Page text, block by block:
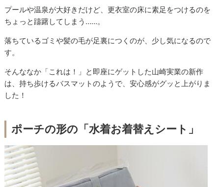
プールや温泉が大好きだけど、更衣室の床に素足をつけるのを
ちょっと躊躇してしまう……。
落ちているゴミや髪の毛が足裏につくのが、少し気になるので
す。
そんななか「これは！」と即座にゲットした山崎実業の新作
は、持ち歩けるバスマットのようで、安心感がグッと上がりま
した！
ポーチの形の「水着お着替えシート」